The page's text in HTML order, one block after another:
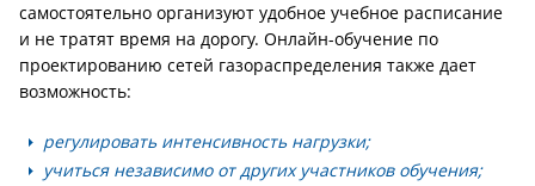
самостоятельно организуют удобное учебное расписание
и не тратят время на дорогу. Онлайн-обучение по
проектированию сетей газораспределения также дает
возможность:
регулировать интенсивность нагрузки;
учиться независимо от других участников обучения;